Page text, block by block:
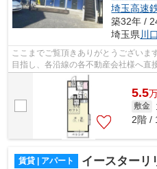
埼玉高速
築32年 /
埼玉県川
ここまでご覧頂きありがとうございま
目指し、各沿線の各不動産会社様へ直
様へ提供しております！最新の情報は...
5.5
敷金
2階 /
賃貸 | アパート イースターリ